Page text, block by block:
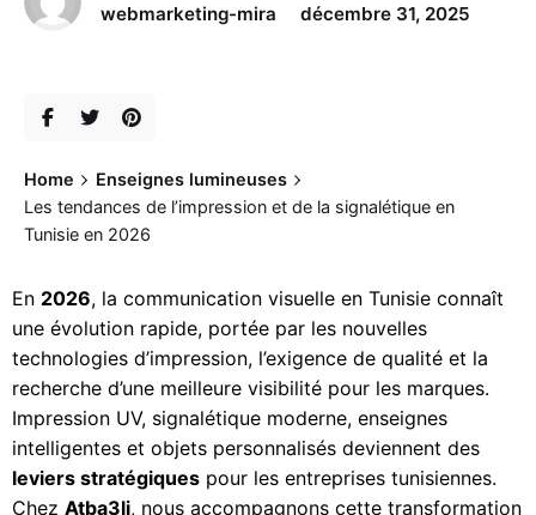
webmarketing-mira décembre 31, 2025
Home
Enseignes lumineuses
Les tendances de l’impression et de la signalétique en
Tunisie en 2026
En 2026, la communication visuelle en Tunisie connaît
une évolution rapide, portée par les nouvelles
technologies d’impression, l’exigence de qualité et la
recherche d’une meilleure visibilité pour les marques.
Impression UV, signalétique moderne, enseignes
intelligentes et objets personnalisés deviennent des
leviers stratégiques pour les entreprises tunisiennes.
Chez Atba3li, nous accompagnons cette transformation